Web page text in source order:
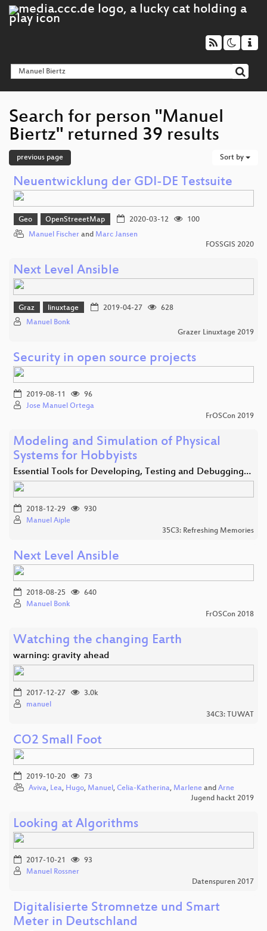
Search for person "Manuel
Biertz" returned 39 results
previous page Sort by
Neuentwicklung der GDI-DE Testsuite
Geo OpenStreeetMap 2020-03-12
100
Manuel Fischer and Marc Jansen
FOSSGIS 2020
Next Level Ansible
Graz linuxtage 2019-04-27
628
Manuel Bonk
Grazer Linuxtage 2019
Security in open source projects
2019-08-11
96
Jose Manuel Ortega
FrOSCon 2019
Modeling and Simulation of Physical
Systems for Hobbyists
Essential Tools for Developing, Testing and Debugging…
2018-12-29
930
Manuel Aiple
35C3: Refreshing Memories
Next Level Ansible
2018-08-25
640
Manuel Bonk
FrOSCon 2018
Watching the changing Earth
warning: gravity ahead
2017-12-27
3.0k
manuel
34C3: TUWAT
CO2 Small Foot
2019-10-20
73
Aviva, Lea, Hugo, Manuel, Celia-Katherina, Marlene and Arne
Jugend hackt 2019
Looking at Algorithms
2017-10-21
93
Manuel Rossner
Datenspuren 2017
Digitalisierte Stromnetze und Smart
Meter in Deutschland